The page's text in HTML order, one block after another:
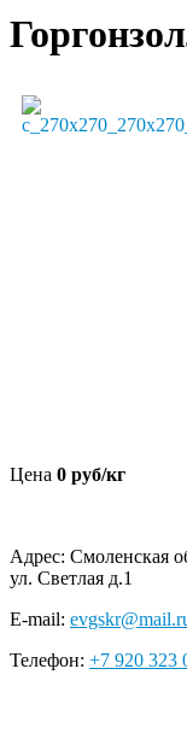
Цена 0 руб/кг
Адрес: Смоленская
ул. Светлая д.1
E-mail:
Телефон: +7 920 323